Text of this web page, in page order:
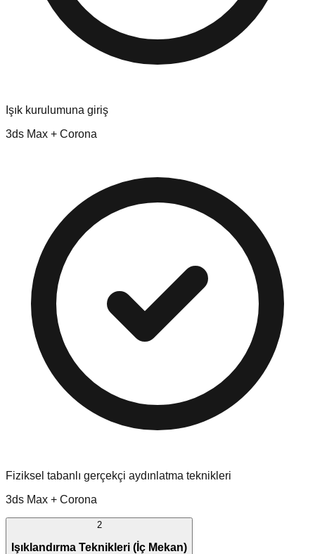
Işık kurulumuna giriş
3ds Max + Corona
Fiziksel tabanlı gerçekçi aydınlatma teknikleri
3ds Max + Corona
2
Işıklandırma Teknikleri (İç Mekan)